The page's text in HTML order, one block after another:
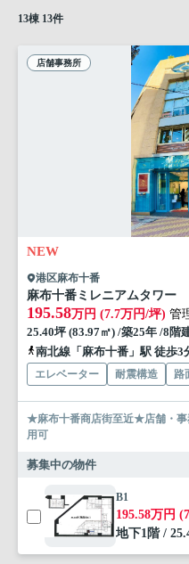
13棟 13件
店舗事務所
NEW
港区麻布十番
麻布十番ミレニアムタワー
195.58万円 (7.7万円/坪) 管
25.40坪 (83.97㎡) /築25年 /8階
南北線「麻布十番」駅 徒歩3
エレベーター 耐震構造 路
★麻布十番商店街至近★店舗・
用可
募集中の物件
B1
195.58万円
地下1階 /